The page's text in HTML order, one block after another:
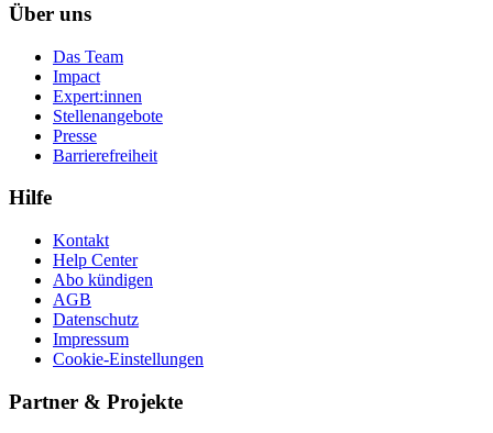
Über uns
Das Team
Impact
Expert:innen
Stellenangebote
Presse
Barrierefreiheit
Hilfe
Kontakt
Help Center
Abo kündigen
AGB
Datenschutz
Impressum
Cookie-Einstellungen
Partner & Projekte